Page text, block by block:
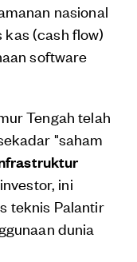
nasional
(cash flow)
software
Tengah telah
"saham
ini
teknis Palantir
dunia